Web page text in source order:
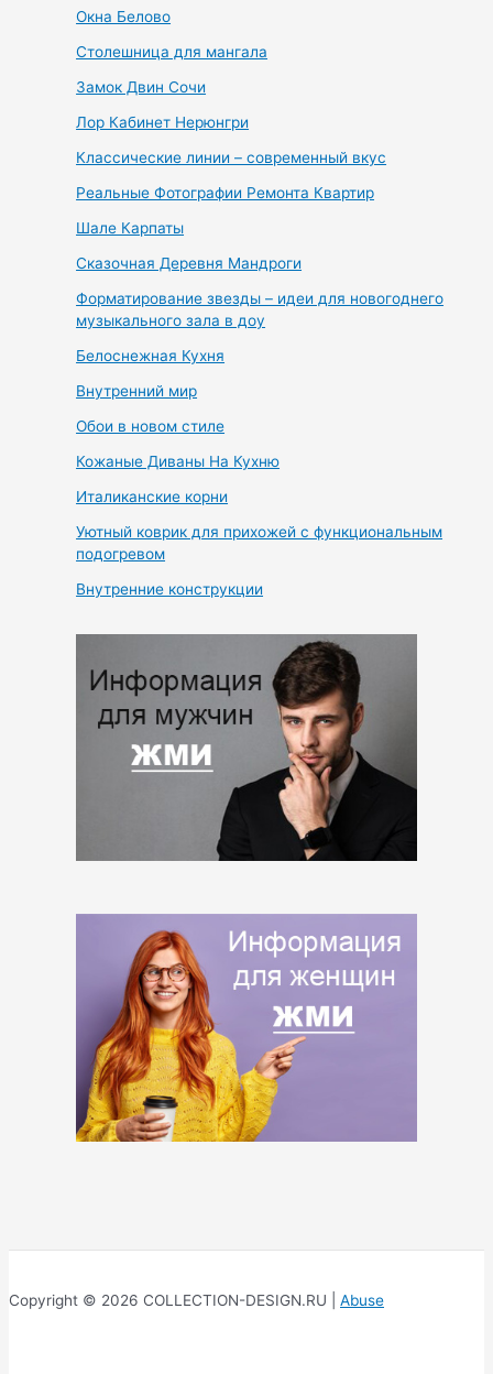
Окна Белово
Столешница для мангала
Замок Двин Сочи
Лор Кабинет Нерюнгри
Классические линии – современный вкус
Реальные Фотографии Ремонта Квартир
Шале Карпаты
Сказочная Деревня Мандроги
Форматирование звезды – идеи для новогоднего
музыкального зала в доу
Белоснежная Кухня
Внутренний мир
Обои в новом стиле
Кожаные Диваны На Кухню
Италиканские корни
Уютный коврик для прихожей с функциональным
подогревом
Внутренние конструкции
Copyright © 2026 COLLECTION-DESIGN.RU | Abuse